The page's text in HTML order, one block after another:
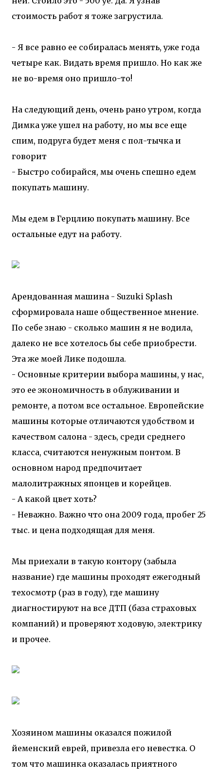
стоимость работ я тоже загрустила.
- Я все равно ее собиралась менять, уже года
четыре как. Видать время пришло. Но как же
не во-время оно пришло-то!
На следующий день, очень рано утром, когда
Димка уже ушел на работу, но мы все еще
спим, подруга будет меня с пол-тычка и
говорит
- Быстро собирайся, мы очень спешно едем
покупать машину.
Мы едем в Герцлию покупать машину. Все
остальные едут на работу.
Арендованная машина - Suzuki Splash
сформировала наше общественное мнение.
По себе знаю - сколько машин я не водила,
далеко не все хотелось бы себе приобрести.
Эта же моей Лике подошла.
- Основные критерии выбора машины, у нас,
это ее экономичность в облуживании и
ремонте, а потом все остальное. Европейские
машины которые отличаются удобством и
качеством салона - здесь, среди среднего
класса, считаются ненужным понтом. В
основном народ предпочитает
малолитражных японцев и корейцев.
- А какой цвет хоть?
- Неважно. Важно что она 2009 года, пробег 25
тыс. и цена подходящая для меня.
Мы приехали в такую контору (забыла
название) где машины проходят ежегодный
техосмотр (раз в году), где машину
диагностируют на все ДТП (база страховых
компаний) и проверяют ходовую, электрику
и прочее.
Хозяином машины оказался пожилой
йеменский еврей, привезла его невестка. О
том что машинка оказалась приятного